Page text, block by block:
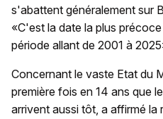
s'abattent généralement sur
«C'est la date la plus
période allant de 2001 à
Concernant le vaste Etat du
première fois en 14 ans que
arrivent aussi tôt, a affirmé